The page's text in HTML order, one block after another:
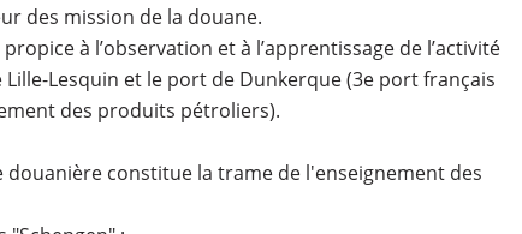
des mission de la douane.
à l’observation et à l’apprentissage de l’activité
Lesquin et le port de Dunkerque (3e port français
des produits pétroliers).
douanière constitue la trame de l'enseignement des